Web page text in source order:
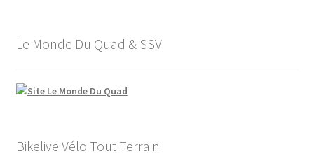
Le Monde Du Quad & SSV
Bikelive Vélo Tout Terrain